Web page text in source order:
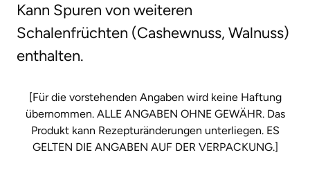
Kann Spuren von weiteren
Schalenfrüchten (Cashewnuss, Walnuss)
enthalten.
[Für die vorstehenden Angaben wird keine Haftung
übernommen. ALLE ANGABEN OHNE GEWÄHR. Das
Produkt kann Rezepturänderungen unterliegen. ES
GELTEN DIE ANGABEN AUF DER VERPACKUNG.]